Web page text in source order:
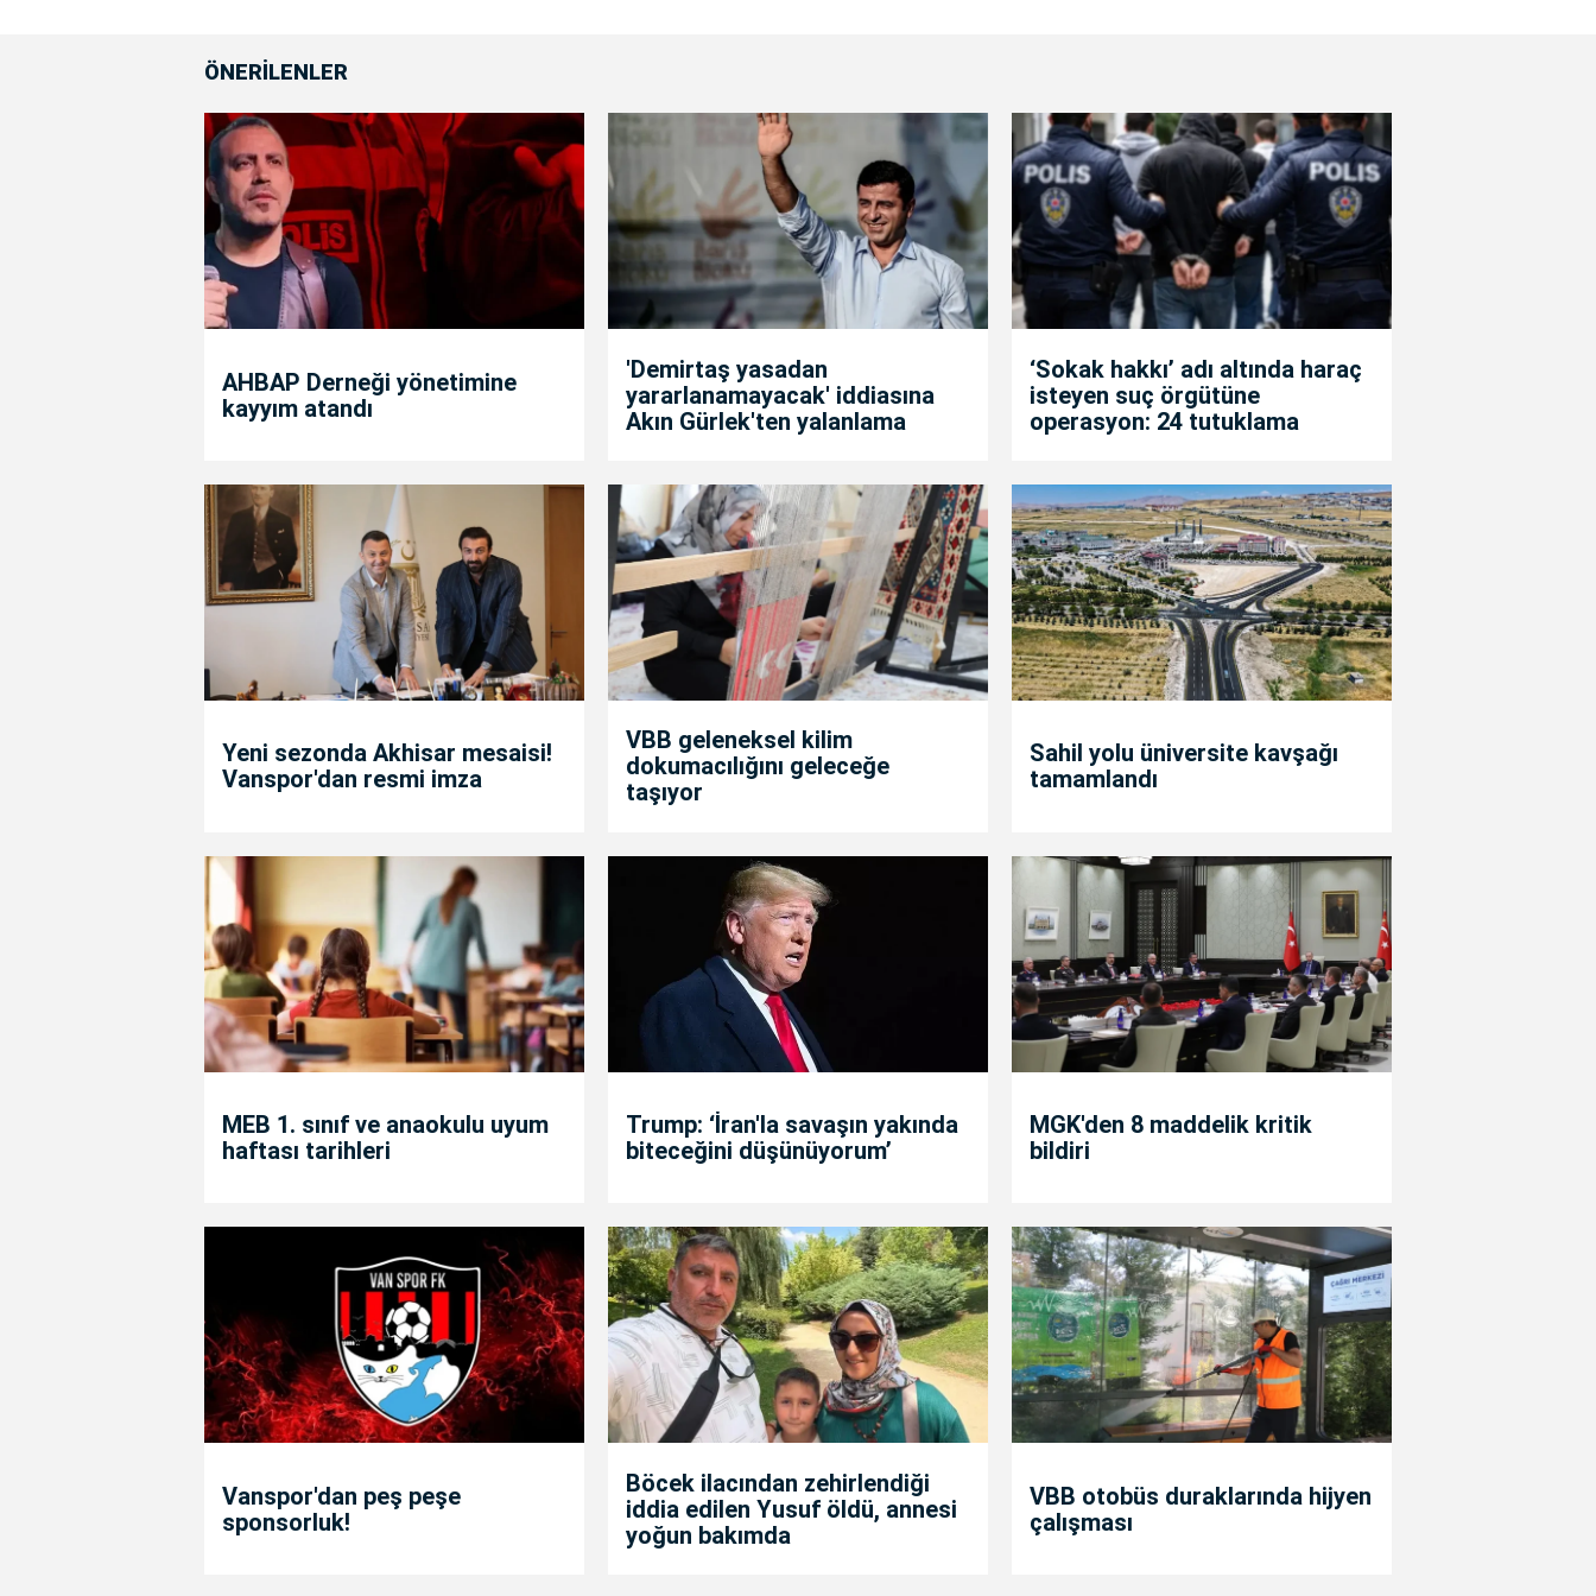
ÖNERİLENLER
AHBAP Derneği yönetimine
kayyım atandı
'Demirtaş yasadan
yararlanamayacak' iddiasına
Akın Gürlek'ten yalanlama
‘Sokak hakkı’ adı altında haraç
isteyen suç örgütüne
operasyon: 24 tutuklama
Yeni sezonda Akhisar mesaisi!
Vanspor'dan resmi imza
VBB geleneksel kilim
dokumacılığını geleceğe
taşıyor
Sahil yolu üniversite kavşağı
tamamlandı
MEB 1. sınıf ve anaokulu uyum
haftası tarihleri
Trump: ‘İran'la savaşın yakında
biteceğini düşünüyorum’
MGK'den 8 maddelik kritik
bildiri
Vanspor'dan peş peşe
sponsorluk!
Böcek ilacından zehirlendiği
iddia edilen Yusuf öldü, annesi
yoğun bakımda
VBB otobüs duraklarında hijyen
çalışması